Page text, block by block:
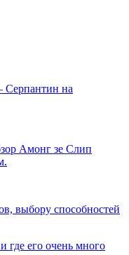
Серпантин на
Амонг зе Слип
выбору способностей
где его очень много